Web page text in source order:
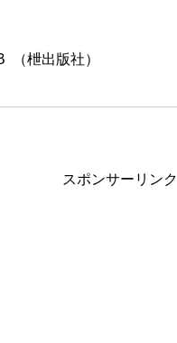
（枻出版社）
スポンサーリンク